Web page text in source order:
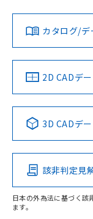
ダウンロードデー
みください。
ソフトウェアの使用
対応済み
中国 RoHS 注
Pb
LR型式承認
（イギリス
船舶規格）
Yes
その他の
カタログ/
2D CADデ
3D CADデ
該非判定見
日本の外為法に基づく該
ます。